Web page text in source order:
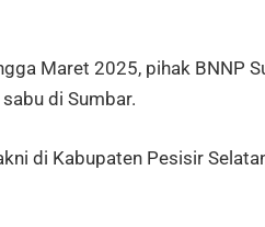
Maret 2025, pihak BNNP
di Sumbar.
di Kabupaten Pesisir